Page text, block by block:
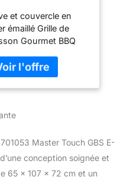
Noir
et couvercle en
émaillé Grille de
Gourmet BBQ
intégré au
Clapet
en aluminium
résistant
Master Touch GBS E-
conception soignée et
65 x 107 x 72 cm et un